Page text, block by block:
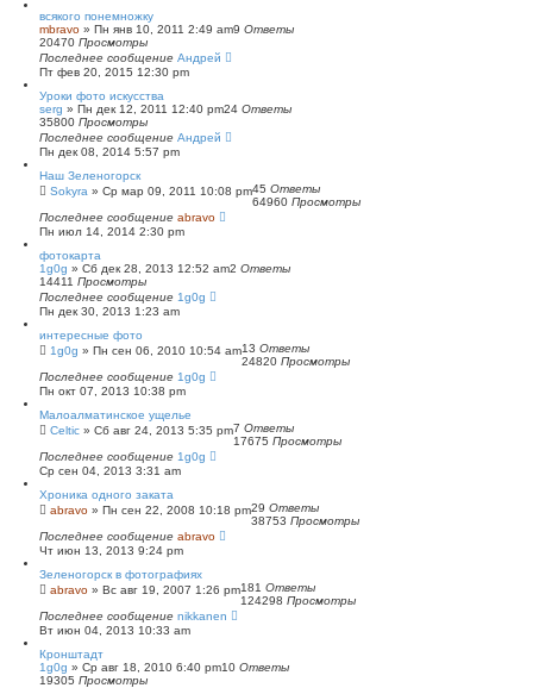
всякого понемножку
mbravo » Пн янв 10, 2011 2:49 am9 Ответы
20470 Просмотры
Последнее сообщение Андрей
Пт фев 20, 2015 12:30 pm
Уроки фото искусства
serg » Пн дек 12, 2011 12:40 pm24 Ответы
35800 Просмотры
Последнее сообщение Андрей
Пн дек 08, 2014 5:57 pm
Наш Зеленогорск
Sokyra » Ср мар 09, 2011 10:08 pm45 Ответы
64960 Просмотры
Последнее сообщение abravo
Пн июл 14, 2014 2:30 pm
фотокарта
1g0g » Сб дек 28, 2013 12:52 am2 Ответы
14411 Просмотры
Последнее сообщение 1g0g
Пн дек 30, 2013 1:23 am
интересные фото
1g0g » Пн сен 06, 2010 10:54 am13 Ответы
24820 Просмотры
Последнее сообщение 1g0g
Пн окт 07, 2013 10:38 pm
Малоалматинское ущелье
Celtic » Сб авг 24, 2013 5:35 pm7 Ответы
17675 Просмотры
Последнее сообщение 1g0g
Ср сен 04, 2013 3:31 am
Хроника одного заката
abravo » Пн сен 22, 2008 10:18 pm29 Ответы
38753 Просмотры
Последнее сообщение abravo
Чт июн 13, 2013 9:24 pm
Зеленогорск в фотографиях
abravo » Вс авг 19, 2007 1:26 pm181 Ответы
124298 Просмотры
Последнее сообщение nikkanen
Вт июн 04, 2013 10:33 am
Кронштадт
1g0g » Ср авг 18, 2010 6:40 pm10 Ответы
19305 Просмотры